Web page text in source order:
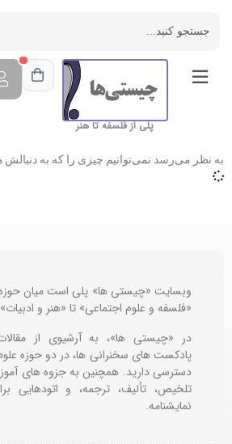
پلی از فلسفه تا هنر
به نظر می‌رسد نمی‌توانیم چیزی را که به دنبالش
وبسایت «چیستی ها» پلی است میان
«فلسفه و علوم اجتماعی» تا «هنر و ادبیات»
در «چیستی ها»، به آرشیوی از
پادکست های سخنرانی ها، در دو حوزه
دسترسی دارید. همچنین به جزوه های
تلخیص، تألیف، ترجمه، و اتودهایی
نمایشنامه.